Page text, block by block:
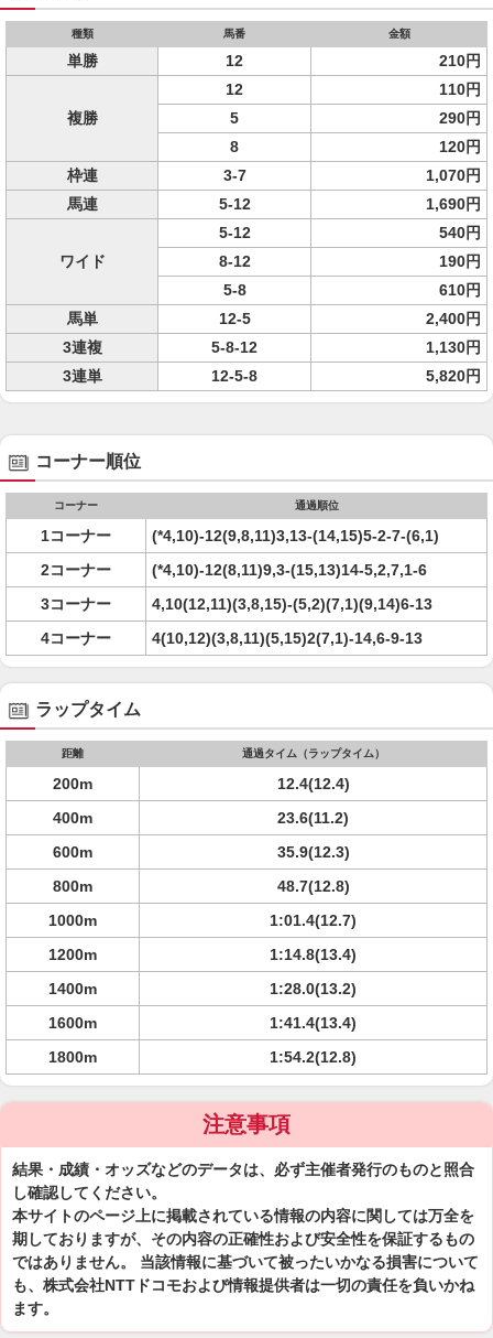
種類 馬番 金額
単勝 12 210円
複勝
12
110円
5
290円
8
120円
枠連
3-7
1,070円
馬連
5-12 1,690円
ワイド
5-12
540円
8-12
190円
5-8
610円
馬単
12-5
2,400円
3連複
5-8-12
1,130円
3連単
12-5-8 5,820円
コーナー順位
コーナー 通過順位
1コーナー
(*4,10)-12(9,8,11)3,13-(14,15)5-2-7-(6,1)
2コーナー
(*4,10)-12(8,11)9,3-(15,13)14-5,2,7,1-6
3コーナー
4,10(12,11)(3,8,15)-(5,2)(7,1)(9,14)6-13
4コーナー
4(10,12)(3,8,11)(5,15)2(7,1)-14,6-9-13
ラップタイム
距離 通過タイム（ラップタイム）
200m
12.4(12.4)
400m
23.6(11.2)
600m
35.9(12.3)
800m
48.7(12.8)
1000m
1:01.4(12.7)
1200m
1:14.8(13.4)
1400m
1:28.0(13.2)
1600m
1:41.4(13.4)
1800m
1:54.2(12.8)
注意事項
結果・成績・オッズなどのデータは、必ず主催者発行のものと照合
し確認してください。
本サイトのページ上に掲載されている情報の内容に関しては万全を
期しておりますが、その内容の正確性および安全性を保証するもの
ではありません。 当該情報に基づいて被ったいかなる損害について
も、株式会社NTTドコモおよび情報提供者は一切の責任を負いかね
ます。